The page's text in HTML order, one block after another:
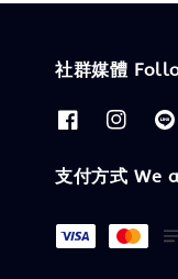
社群媒體
支付方式 We